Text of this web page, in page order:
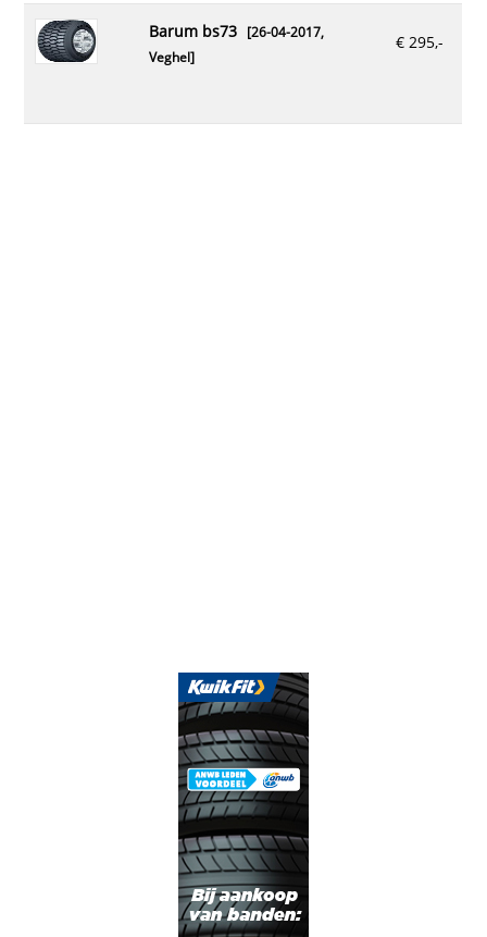
€ 295,-
barum bs73[26-04-2017,
Veghel]